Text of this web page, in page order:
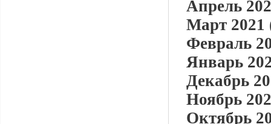
Апрель
Март 2021
Февраль
Январь
Декабрь
Ноябрь
Октябрь